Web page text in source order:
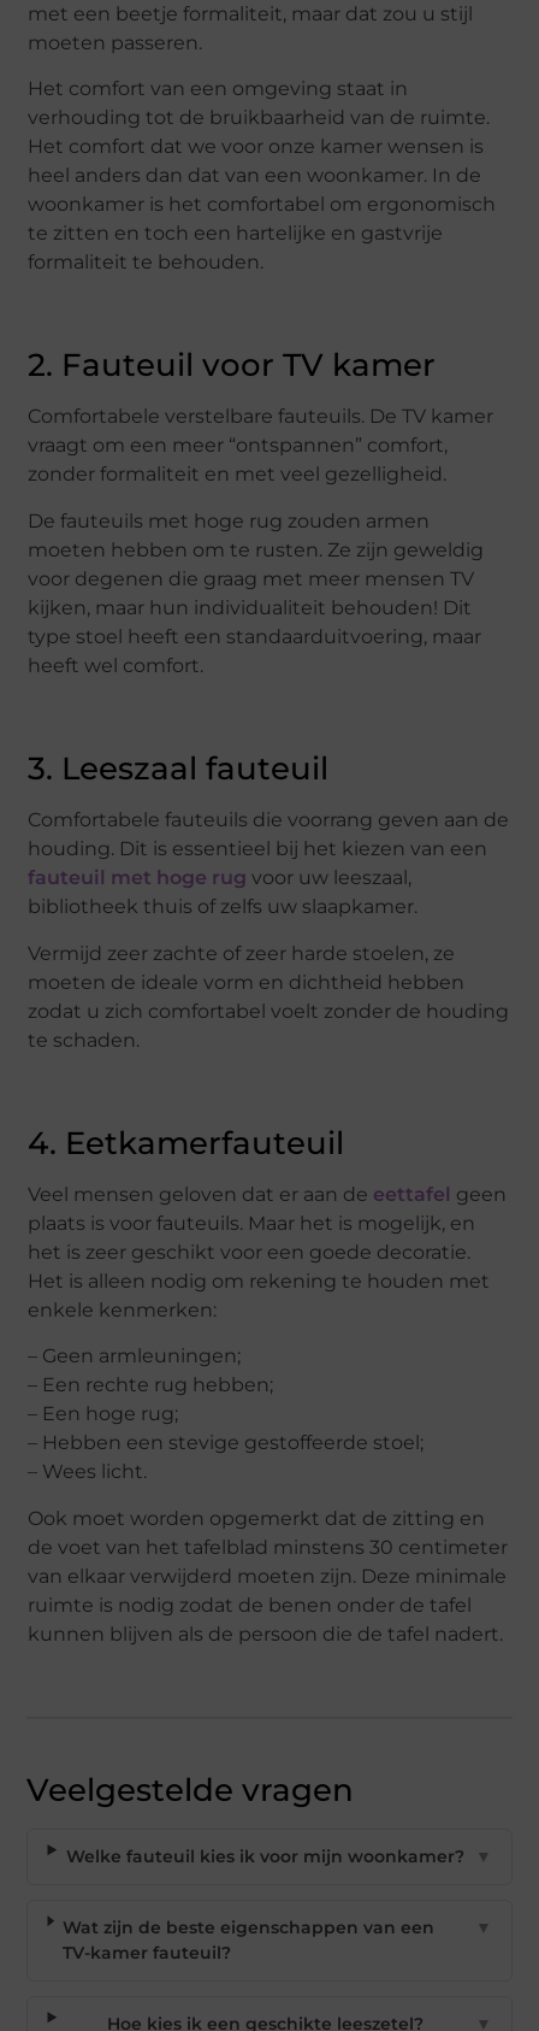
met een beetje formaliteit, maar dat zou u stijl
moeten passeren.
Het comfort van een omgeving staat in
verhouding tot de bruikbaarheid van de ruimte.
Het comfort dat we voor onze kamer wensen is
heel anders dan dat van een woonkamer. In de
woonkamer is het comfortabel om ergonomisch
te zitten en toch een hartelijke en gastvrije
formaliteit te behouden.
2. Fauteuil voor TV kamer
Comfortabele verstelbare fauteuils. De TV kamer
vraagt om een meer “ontspannen” comfort,
zonder formaliteit en met veel gezelligheid.
De fauteuils met hoge rug zouden armen
moeten hebben om te rusten. Ze zijn geweldig
voor degenen die graag met meer mensen TV
kijken, maar hun individualiteit behouden! Dit
type stoel heeft een standaarduitvoering, maar
heeft wel comfort.
3. Leeszaal fauteuil
Comfortabele fauteuils die voorrang geven aan de
houding. Dit is essentieel bij het kiezen van een
fauteuil met hoge rug voor uw leeszaal,
bibliotheek thuis of zelfs uw slaapkamer.
Vermijd zeer zachte of zeer harde stoelen, ze
moeten de ideale vorm en dichtheid hebben
zodat u zich comfortabel voelt zonder de houding
te schaden.
4. Eetkamerfauteuil
Veel mensen geloven dat er aan de eettafel geen
plaats is voor fauteuils. Maar het is mogelijk, en
het is zeer geschikt voor een goede decoratie.
Het is alleen nodig om rekening te houden met
enkele kenmerken:
– Geen armleuningen;
– Een rechte rug hebben;
– Een hoge rug;
– Hebben een stevige gestoffeerde stoel;
– Wees licht.
Ook moet worden opgemerkt dat de zitting en
de voet van het tafelblad minstens 30 centimeter
van elkaar verwijderd moeten zijn. Deze minimale
ruimte is nodig zodat de benen onder de tafel
kunnen blijven als de persoon die de tafel nadert.
Veelgestelde vragen
Welke fauteuil kies ik voor mijn woonkamer? ▼
Wat zijn de beste eigenschappen van een
TV-kamer fauteuil?
▼
Hoe kies ik een geschikte leeszetel? ▼